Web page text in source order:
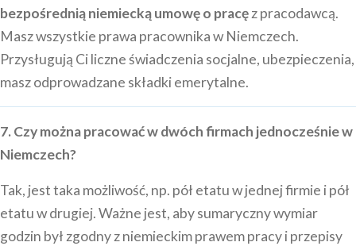
bezpośrednią niemiecką umowę o pracęz pracodawcą.
Masz wszystkie prawa pracownika w Niemczech.
Przysługują Ci liczne świadczenia socjalne, ubezpieczenia,
masz odprowadzane składki emerytalne.
7. Czy można pracować w dwóch firmach jednocześnie w
Niemczech?
Tak, jest taka możliwość, np. pół etatu w jednej firmie i pół
etatu w drugiej. Ważne jest, aby sumaryczny wymiar
godzin był zgodny z niemieckim prawem pracy i przepisy